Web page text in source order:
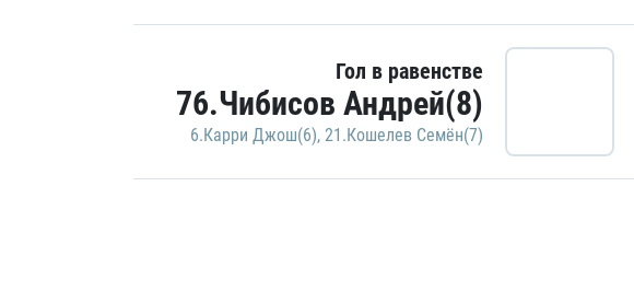
Гол в равенстве
76.Чибисов Андрей(8)
6.Карри Джош(6), 21.Кошелев Семён(7)